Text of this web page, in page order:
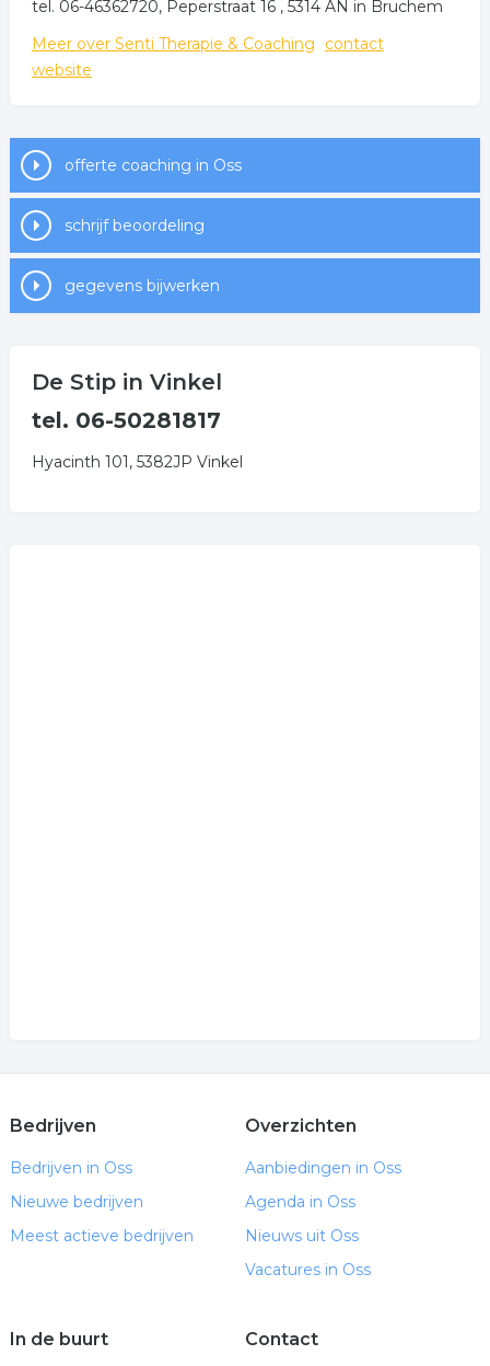
tel. 06-46362720, Peperstraat 16 , 5314 AN in Bruchem
Meer over Senti Therapie & Coaching
contact
website
offerte coaching in Oss
schrijf beoordeling
gegevens bijwerken
De Stip in Vinkel
tel. 06-50281817
Hyacinth 101, 5382JP Vinkel
Bedrijven
Bedrijven in Oss
Nieuwe bedrijven
Meest actieve bedrijven
Overzichten
Aanbiedingen in Oss
Agenda in Oss
Nieuws uit Oss
Vacatures in Oss
In de buurt Contact